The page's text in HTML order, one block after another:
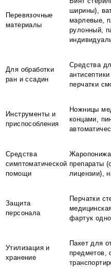
Перевязочные
материалы
ширины),
марлевые,
рулонный,
Для обработки
ран и ссадин
Средства
перчатки
Инструменты и
приспособления
Ножницы
концами,
Средства
симптоматической
помощи
препараты
лицензии),
Защита
персонала
Перчатки
фартук
Утилизация и
хранение
Пакет для
предметов,